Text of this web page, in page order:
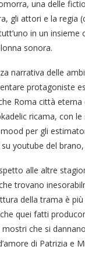
una delle
gli attori e la regia
in un
sonora.
narrativa delle
protagoniste
Roma città
ricama, con
per gli
youtube del
alle altre
trovano
della trama è
quei fatti
che si
di Patrizia e